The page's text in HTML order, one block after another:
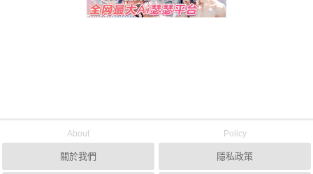
About
關於我們
Policy
隱私政策